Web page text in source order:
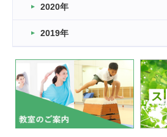
2020年
2019年